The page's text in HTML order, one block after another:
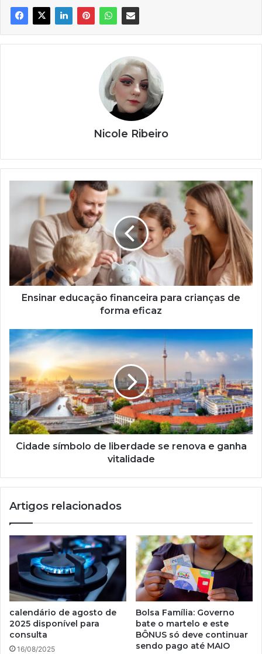
Nicole Ribeiro
educação
crianças
de
forma
eficaz
Ensinar educação financeira para crianças de
forma eficaz
Cidade
símbolo
de
liberdade
se
renova
e
ganha
vitalidade
Cidade símbolo de liberdade se renova e ganha
vitalidade
Artigos relacionados
calendário de agosto de
2025 disponível para
consulta
16/08/2025
Bolsa Família: Governo
bate o martelo e este
BÔNUS só deve continuar
sendo pago até MAIO